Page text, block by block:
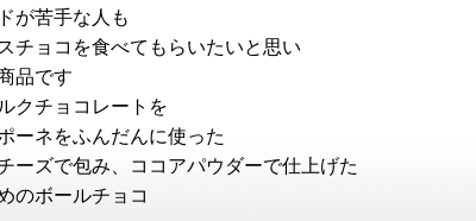
が苦手な人も
チョコを食べてもらいたいと思い
品です
クチョコレートを
ーネをふんだんに使った
ーズで包み、ココアパウダーで仕上げた
のボールチョコ